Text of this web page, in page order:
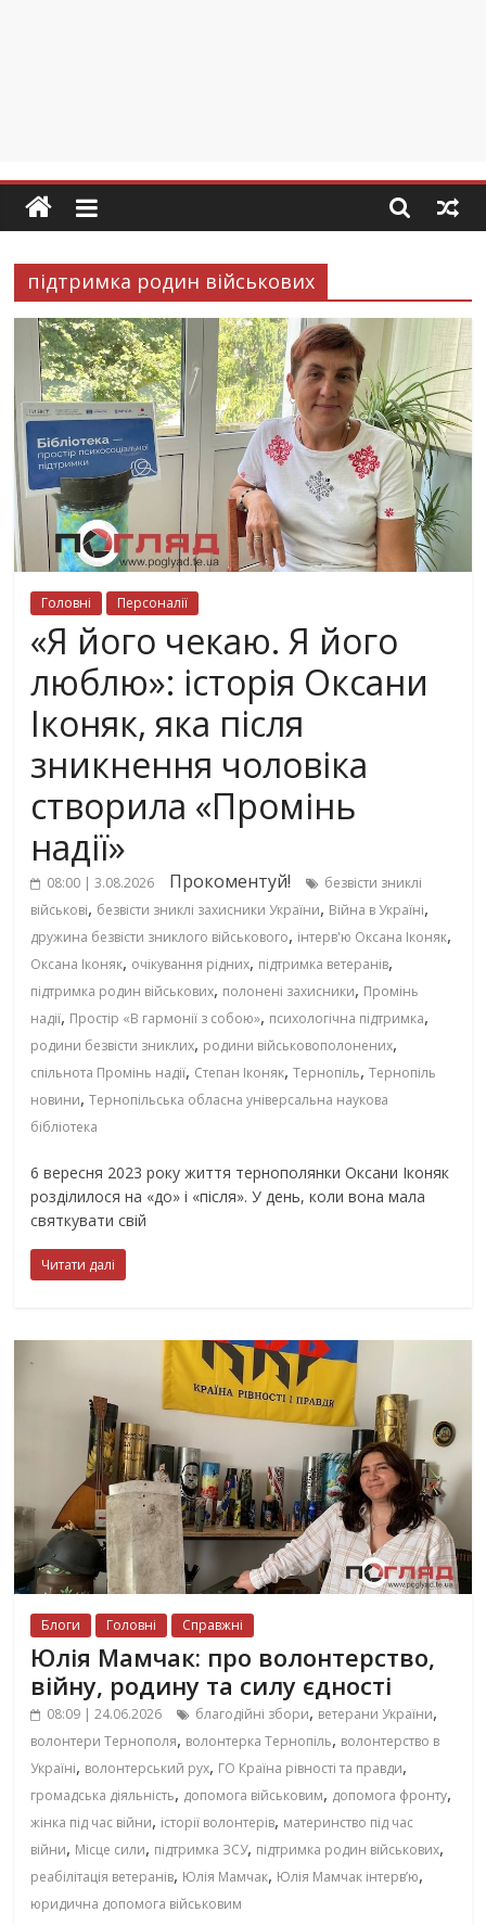
підтримка родин військових
Головні Персоналії
«Я його чекаю. Я його
люблю»: історія Оксани
Іконяк, яка після
зникнення чоловіка
створила «Промінь
надії»
08:00 | 3.08.2026 Прокоментуй!
безвісти зниклі
військові, безвісти зниклі захисники України, Війна в Україні,
дружина безвісти зниклого військового, інтерв'ю Оксана Іконяк,
Оксана Іконяк, очікування рідних, підтримка ветеранів,
підтримка родин військових, полонені захисники, Промінь
надії, Простір «В гармонії з собою», психологічна підтримка,
родини безвісти зниклих, родини військовополонених,
спільнота Промінь надії, Степан Іконяк,Тернопіль,Тернопіль
новини,Тернопільська обласна універсальна наукова
бібліотека
6 вересня 2023 року життя тернополянки Оксани Іконяк
розділилося на «до» і «після». У день, коли вона мала
святкувати свій
Читати далі
Блоги Головні Справжні
Юлія Мамчак: про волонтерство,
війну, родину та силу єдності
08:09 | 24.06.2026 благодійні збори, ветерани України,
волонтери Тернополя, волонтерка Тернопіль, волонтерство в
Україні, волонтерський рух, ГО Країна рівності та правди,
громадська діяльність, допомога військовим, допомога фронту,
жінка під час війни, історії волонтерів, материнство під час
війни, Місце сили, підтримка ЗСУ, підтримка родин військових,
реабілітація ветеранів, Юлія Мамчак, Юлія Мамчак інтерв’ю,
юридична допомога військовим